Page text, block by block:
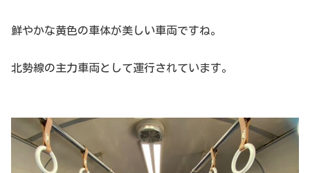
鮮やかな黄色の車体が美しい車両ですね。
北勢線の主力車両として運行されています。